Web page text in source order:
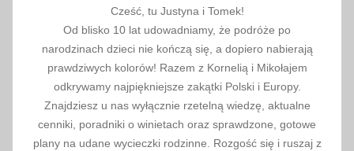
Cześć, tu Justyna i Tomek!
Od blisko 10 lat udowadniamy, że podróże po
narodzinach dzieci nie kończą się, a dopiero nabierają
prawdziwych kolorów! Razem z Kornelią i Mikołajem
odkrywamy najpiękniejsze zakątki Polski i Europy.
Znajdziesz u nas wyłącznie rzetelną wiedzę, aktualne
cenniki, poradniki o winietach oraz sprawdzone, gotowe
plany na udane wycieczki rodzinne. Rozgość się i ruszaj z